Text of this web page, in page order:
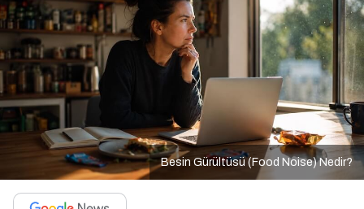
Besin Gürültüsü (Food Noise) Nedir?